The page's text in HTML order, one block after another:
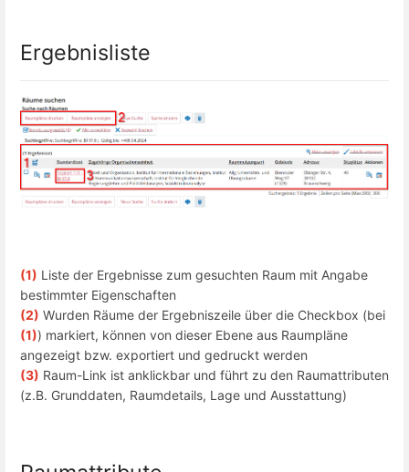
Ergebnisliste
(1) Liste der Ergebnisse zum gesuchten Raum mit Angabe
bestimmter Eigenschaften
(2) Wurden Räume der Ergebniszeile über die Checkbox (bei
(1)) markiert, können von dieser Ebene aus Raumpläne
angezeigt bzw. exportiert und gedruckt werden
(3) Raum-Link ist anklickbar und führt zu den Raumattributen
(z.B. Grunddaten, Raumdetails, Lage und Ausstattung)